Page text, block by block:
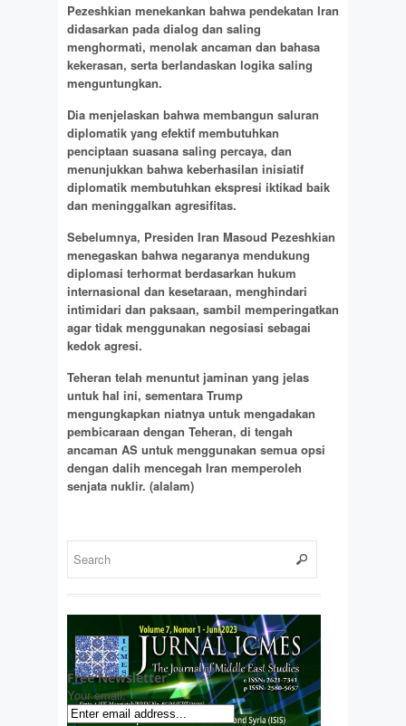
Pezeshkian menekankan bahwa pendekatan Iran
didasarkan pada dialog dan saling
menghormati, menolak ancaman dan bahasa
kekerasan, serta berlandaskan logika saling
menguntungkan.
Dia menjelaskan bahwa membangun saluran
diplomatik yang efektif membutuhkan
penciptaan suasana saling percaya, dan
menunjukkan bahwa keberhasilan inisiatif
diplomatik membutuhkan ekspresi iktikad baik
dan meninggalkan agresifitas.
Sebelumnya, Presiden Iran Masoud Pezeshkian
menegaskan bahwa negaranya mendukung
diplomasi terhormat berdasarkan hukum
internasional dan kesetaraan, menghindari
intimidari dan paksaan, sambil memperingatkan
agar tidak menggunakan negosiasi sebagai
kedok agresi.
Teheran telah menuntut jaminan yang jelas
untuk hal ini, sementara Trump
mengungkapkan niatnya untuk mengadakan
pembicaraan dengan Teheran, di tengah
ancaman AS untuk menggunakan semua opsi
dengan dalih mencegah Iran memperoleh
senjata nuklir. (alalam)
Free Newsletter
Your email: